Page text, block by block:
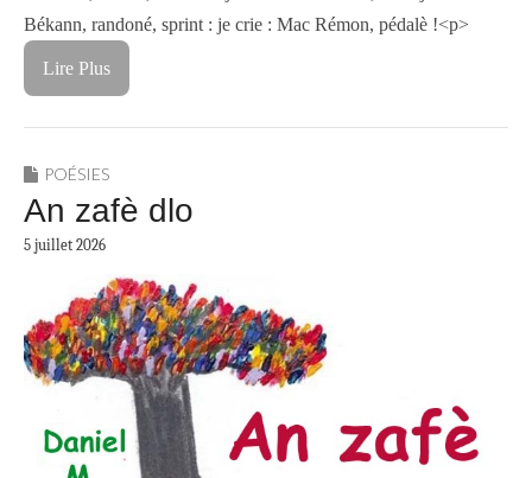
Békann, randoné, sprint : je crie : Mac Rémon, pédalè !<p>
Lire Plus
POÉSIES
An zafè dlo
5 juillet 2026